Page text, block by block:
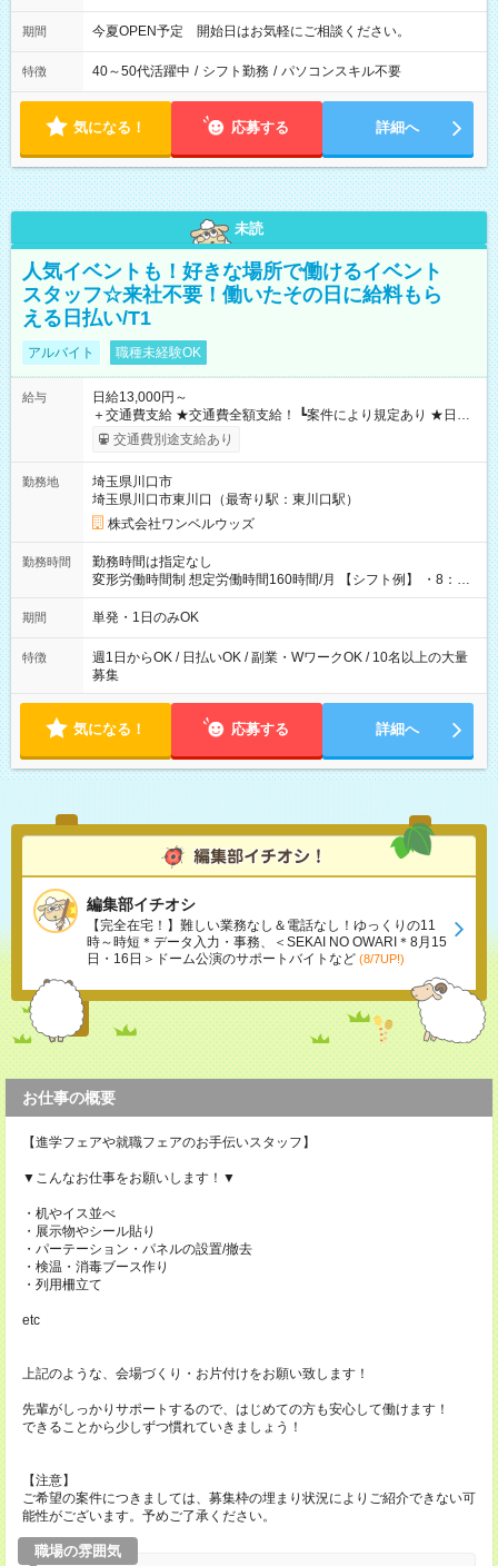
期間 今夏OPEN予定 開始日はお気軽にご相談ください。
特徴 40～50代活躍中 / シフト勤務 / パソコンスキル不要
気になる！ 応募する 詳細へ
未読
人気イベントも！好きな場所で働けるイベント
スタッフ☆来社不要！働いたその日に給料もら
える日払い/T1
アルバイト 職種未経験OK
給与
日給13,000円～
＋交通費支給 ★交通費全額支給！ ┗案件により規定あり ★日払
いOK！（規定あり） ┗働いたその日に現金GET♪ お仕事後はコ
ンビニATMから 日払い分を引き落とせます！ 【試用期間】試
交通費別途支給あり
勤務地
埼玉県川口市
埼玉県川口市東川口（最寄り駅：東川口駅）
株式会社ワンベルウッズ
勤務時間
勤務時間は指定なし
変形労働時間制 想定労働時間160時間/月 【シフト例】 ・8：00
～21：00
期間 単発・1日のみOK
特徴
週1日からOK / 日払いOK / 副業・WワークOK / 10名以上の大量
募集
気になる！ 応募する 詳細へ
編集部イチオシ
【完全在宅！】難しい業務なし＆電話なし！ゆっくりの11
時～時短＊データ入力・事務、＜SEKAI NO OWARI＊8月15
日・16日＞ドーム公演のサポートバイトなど (8/7UP!)
お仕事の概要
【進学フェアや就職フェアのお手伝いスタッフ】
▼こんなお仕事をお願いします！▼
・机やイス並べ
・展示物やシール貼り
・パーテーション・パネルの設置/撤去
・検温・消毒ブース作り
・列用柵立て
etc
上記のような、会場づくり・お片付けをお願い致します！
先輩がしっかりサポートするので、はじめての方も安心して働けます！
できることから少しずつ慣れていきましょう！
【注意】
ご希望の案件につきましては、募集枠の埋まり状況によりご紹介できない可
能性がございます。予めご了承ください。
職場の雰囲気